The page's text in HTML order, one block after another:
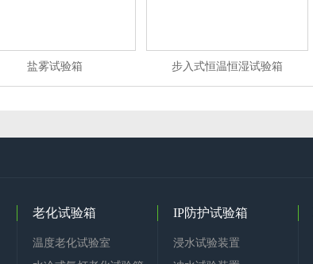
盐雾试验箱 步入式恒温恒湿试验箱
老化试验箱
温度老化试验室
IP防护试验箱
浸水试验装置